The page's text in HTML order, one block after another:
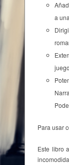
a
Para usar
Este libro